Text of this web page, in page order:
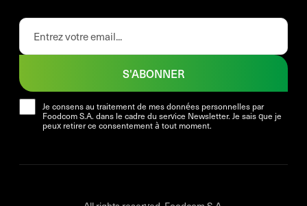
Je consens au traitement de mes données personnelles par
Foodcom S.A. dans le cadre du service Newsletter. Je sais que je
peux retirer ce consentement à tout moment.
S'ABONNER